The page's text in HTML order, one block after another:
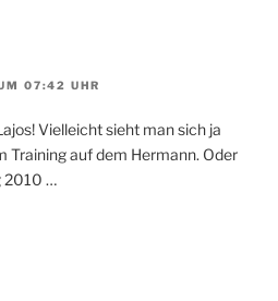
07:42 UHR
Vielleicht sieht man sich ja
Training auf dem Hermann. Oder
2010 …